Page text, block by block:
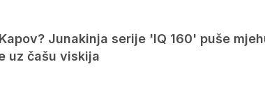
Junakinja serije 'IQ 160' puše
uz čašu viskija